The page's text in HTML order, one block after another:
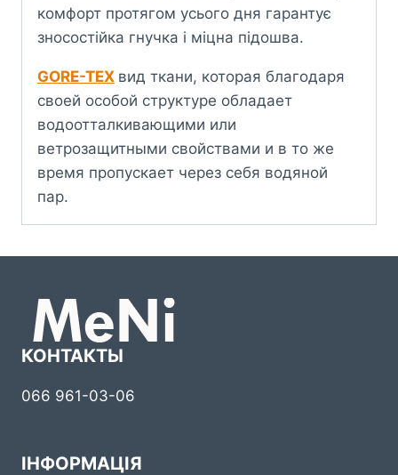
комфорт протягом усього дня гарантує
зносостійка гнучка і міцна підошва.
GORE-TEX вид ткани, которая благодаря
своей особой структуре обладает
водоотталкивающими или
ветрозащитными свойствами и в то же
время пропускает через себя водяной
пар.
КОНТАКТЫ
066 961-03-06
ІНФОРМАЦІЯ